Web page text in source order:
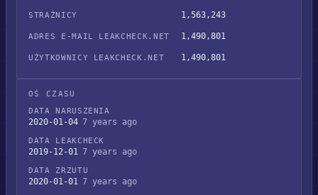
STRAŻNICY 1,563,243
ADRES E-MAIL LEAKCHECK.NET 1,490,801
UŻYTKOWNICY LEAKCHECK.NET 1,490,801
OŚ CZASU
DATA NARUSZENIA
2020-01-04 7 years ago
DATA LEAKCHECK
2019-12-01 7 years ago
DATA ZRZUTU
2020-01-01 7 years ago